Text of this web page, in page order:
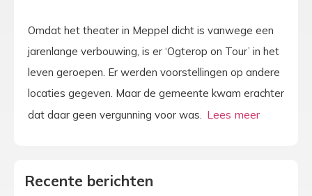
Omdat het theater in Meppel dicht is vanwege een
jarenlange verbouwing, is er ‘Ogterop on Tour’ in het
leven geroepen. Er werden voorstellingen op andere
locaties gegeven. Maar de gemeente kwam erachter
dat daar geen vergunning voor was.
Recente berichten